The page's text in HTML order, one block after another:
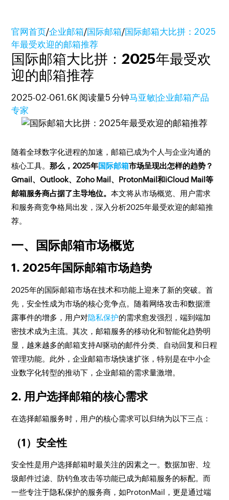
官网首页/企业邮箱/国际邮箱/国际邮箱大比拼：2025
年最受欢迎的邮箱推荐
国际邮箱大比拼：2025年最受欢
迎的邮箱推荐
2025-02-061.6K 阅读量5 分钟马亚敏|企业邮箱产品
专家
随着全球数字化进程的加速，邮箱已成为个人与企业沟通的
核心工具。那么，2025年国际邮箱市场呈现出怎样的趋势？
Gmail、Outlook、Zoho Mail、ProtonMail和iCloud Mail等
邮箱服务商占据了主导地位。本文将从市场概览、用户需求
和服务商竞争格局出发，深入分析2025年最受欢迎的邮箱推
荐。
一、国际邮箱市场概览
1. 2025年国际邮箱市场趋势
2025年的国际邮箱市场在技术和功能上迎来了新的突破。首
先，安全性成为市场的核心竞争点。随着网络攻击和数据泄
露事件的增多，用户对隐私保护的需求愈发强烈，端到端加
密技术成为主流。其次，邮箱服务的移动化和智能化趋势明
显，越来越多的邮箱支持AI驱动的邮件分类、自动回复和日程
管理功能。此外，企业邮箱市场快速扩张，特别是在中小企
业数字化转型的推动下，企业邮箱的需求量激增。
2. 用户选择邮箱的核心需求
在选择邮箱服务时，用户的核心需求可以归纳为以下三点：
（1）安全性
安全性是用户选择邮箱时最关注的因素之一。数据加密、垃
圾邮件过滤、防钓鱼攻击等功能已成为邮箱服务的标配。而
一些专注于隐私保护的服务商，如ProtonMail，更是通过端